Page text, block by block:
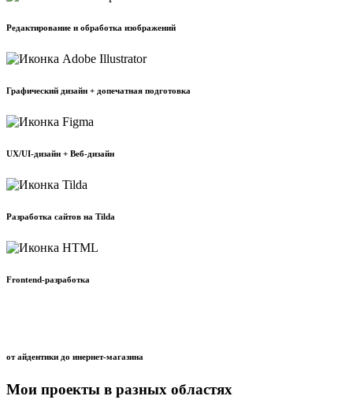
Редактирование и обработка изображений
Графический дизайн + допечатная подготовка
UX/UI-дизайн + Веб-дизайн
Разработка сайтов на Tilda
Frontend-разработка
от айдентики до инернет-магазина
Мои проекты в разных областях